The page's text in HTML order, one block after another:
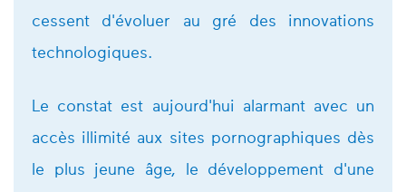
cessent d'évoluer au gré des innovations
technologiques.
Le constat est aujourd'hui alarmant avec un
accès illimité aux sites pornographiques dès
le plus jeune âge, le développement d'une